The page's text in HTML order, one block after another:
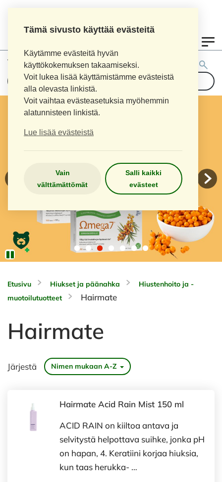
Tämä sivusto käyttää evästeitä
Käytämme evästeitä hyvän
käyttökokemuksen takaamiseksi.
Voit lukea lisää käyttämistämme evästeistä
alla olevasta linkistä.
Voit vaihtaa evästeasetuksia myöhemmin
alatunnisteen linkistä.
Lue lisää evästeistä
Vain
välttämättömät
Salli kaikki
evästeet
Tuotehaku:
Etusivu Hiukset ja päänahka
Hiustenhoito ja -
muotoilutuotteet
Hairmate
Hairmate
Järjestä Nimen mukaan A-Z
Hairmate Acid Rain Mist 150 ml
ACID RAIN on kiiltoa antava ja
selvitystä helpottava suihke, jonka pH
on hapan, 4. Keratiini korjaa hiuksia,
kun taas herukka- …